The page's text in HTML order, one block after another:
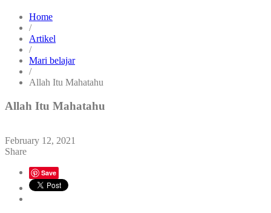
Home
/
Artikel
/
Mari belajar
/
Allah Itu Mahatahu
Allah Itu Mahatahu
February 12, 2021
Share
Save